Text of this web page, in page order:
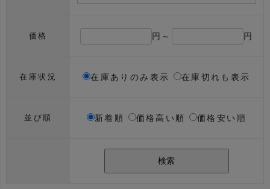
価格 円～ 円
在庫状況 在庫ありのみ表示 在庫切れも表示
並び順 新着順 価格高い順 価格安い順
検索